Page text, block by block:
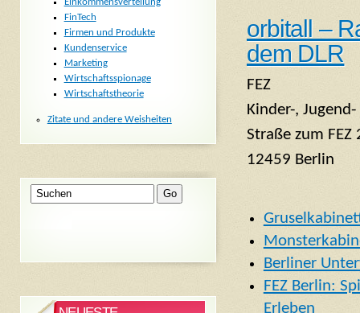
orbitall –
dem DLR
FEZ
Kinder-,
Straße zum FEZ
12459 Berlin
Berliner
FEZ Berlin:
Erleben
FinTech
Firmen und Produkte
Kundenservice
Marketing
Wirtschaftsspionage
Wirtschaftstheorie
Zitate und andere Weisheiten